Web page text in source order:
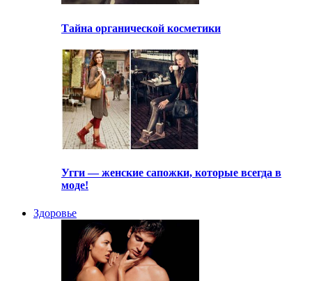
Тайна органической косметики
Угги — женские сапожки, которые всегда в
моде!
Здоровье